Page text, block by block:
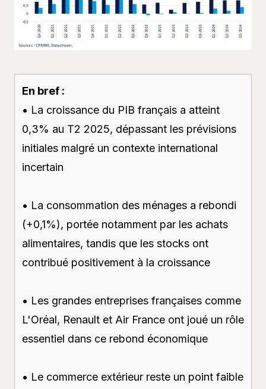
En bref :
• La croissance du PIB français a atteint
0,3% au T2 2025, dépassant les prévisions
initiales malgré un contexte international
incertain
• La consommation des ménages a rebondi
(+0,1%), portée notamment par les achats
alimentaires, tandis que les stocks ont
contribué positivement à la croissance
• Les grandes entreprises françaises comme
L'Oréal, Renault et Air France ont joué un rôle
essentiel dans ce rebond économique
• Le commerce extérieur reste un point faible